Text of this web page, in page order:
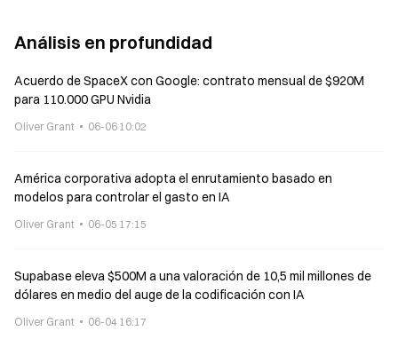
Análisis en profundidad
Acuerdo de SpaceX con Google: contrato mensual de $920M
para 110.000 GPU Nvidia
Oliver Grant 06-06 10:02
América corporativa adopta el enrutamiento basado en
modelos para controlar el gasto en IA
Oliver Grant 06-05 17:15
Supabase eleva $500M a una valoración de 10,5 mil millones de
dólares en medio del auge de la codificación con IA
Oliver Grant 06-04 16:17